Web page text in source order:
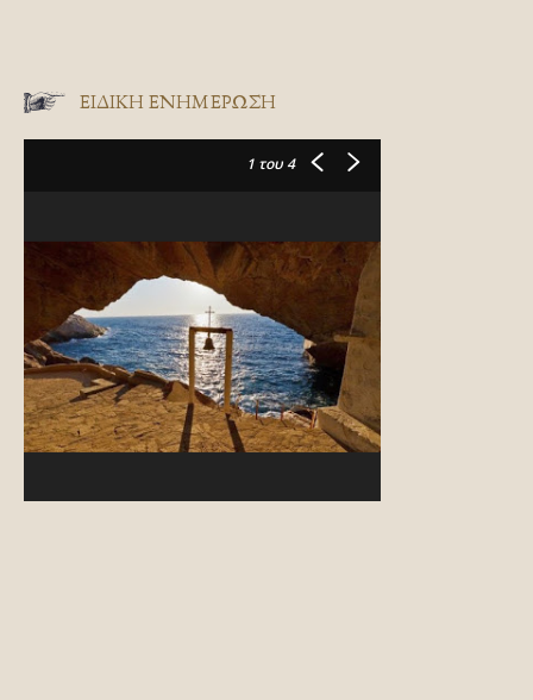
ΕΙΔΙΚΉ ΕΝΗΜΈΡΩΣΗ
1 του 4